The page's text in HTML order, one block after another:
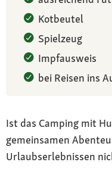
Kotbeutel
Spielzeug
Impfausweis
bei Reisen ins
Ist das Camping mit
gemeinsamen
Urlaubserlebnissen